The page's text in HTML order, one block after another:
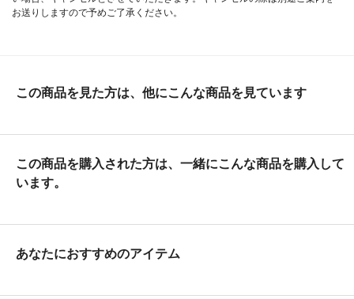
お送りしますので予めご了承ください。
この商品を見た方は、他にこんな商品を見ています
この商品を購入された方は、一緒にこんな商品を購入して
います。
あなたにおすすめのアイテム